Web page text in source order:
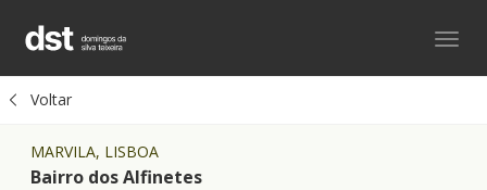
Voltar
MARVILA, LISBOA
Bairro dos Alfinetes